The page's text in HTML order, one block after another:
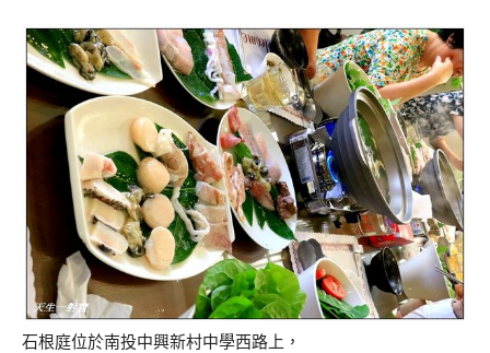
石根庭位於南投中興新村中學西路上，